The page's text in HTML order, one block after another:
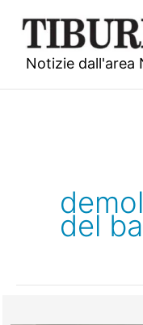
contenuto
Notizie dall'area
del